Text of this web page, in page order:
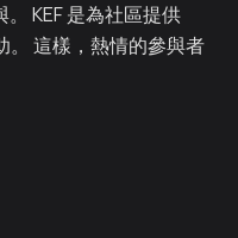
KEF 是為社區提供
。 這樣，熱情的參與者